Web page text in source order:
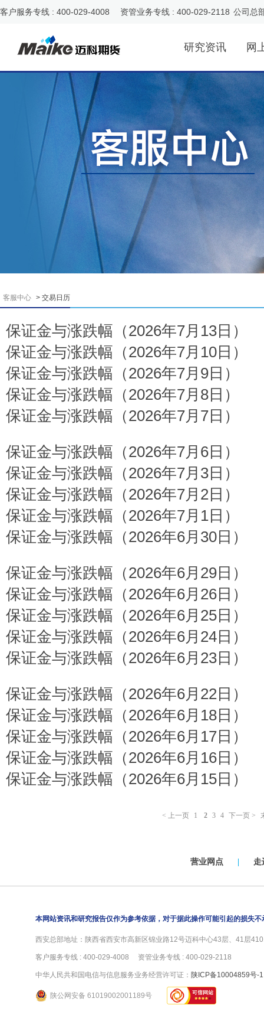
客户服务专线 : 400-029-4008 资管业务专线 : 400-029-2118 公司总
研究资讯 网
客服中心 > 交易日历
保证金与涨跌幅（2026年7月13日）
保证金与涨跌幅（2026年7月10日）
保证金与涨跌幅（2026年7月9日）
保证金与涨跌幅（2026年7月8日）
保证金与涨跌幅（2026年7月7日）
保证金与涨跌幅（2026年7月6日）
保证金与涨跌幅（2026年7月3日）
保证金与涨跌幅（2026年7月2日）
保证金与涨跌幅（2026年7月1日）
保证金与涨跌幅（2026年6月30日）
保证金与涨跌幅（2026年6月29日）
保证金与涨跌幅（2026年6月26日）
保证金与涨跌幅（2026年6月25日）
保证金与涨跌幅（2026年6月24日）
保证金与涨跌幅（2026年6月23日）
保证金与涨跌幅（2026年6月22日）
保证金与涨跌幅（2026年6月18日）
保证金与涨跌幅（2026年6月17日）
保证金与涨跌幅（2026年6月16日）
保证金与涨跌幅（2026年6月15日）
< 上一页 1 2 3 4 下一页 >
营业网点 走
本网站资讯和研究报告仅作为参考依据，对于据此操作可能引起的损失
西安总部地址：陕西省西安市高新区锦业路12号迈科中心43层、41层
客户服务专线 : 400-029-4008 资管业务专线 : 400-029-2118
中华人民共和国电信与信息服务业务经营许可证： 陕ICP备10004859号-1
陕公网安备 61019002001189号